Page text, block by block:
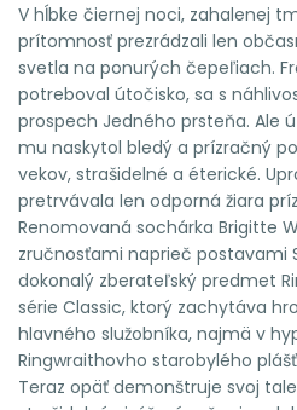
V hĺbke čiernej noci, zahalenej
prítomnosť prezrádzali len
svetla na ponurých čepeľiach.
potreboval útočisko, sa s
prospech Jedného prsteňa. Ale
mu naskytol bledý a prízračný
vekov, strašidelné a éterické.
pretrvávala len odporná žiara
Renomovaná sochárka Brigitte
zručnosťami naprieč postavami
dokonalý zberateľský predmet
série Classic, ktorý zachytáva
hlavného služobníka, najmä v
Ringwraithovho starobylého
Teraz opäť demonštruje svoj